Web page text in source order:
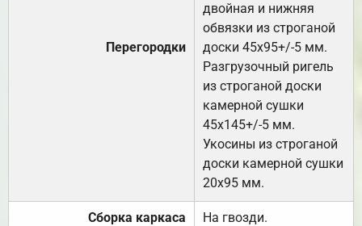
Перегородки
двойная и нижняя
обвязки из строганой
доски 45х95+/-5 мм.
Разгрузочный ригель
из строганой доски
камерной сушки
45х145+/-5 мм.
Укосины из строганой
доски камерной сушки
20х95 мм.
Сборка каркаса На гвозди.